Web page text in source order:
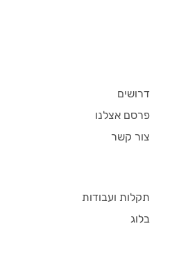
דרושים
פרסם אצלנו
צור קשר
תקלות ועבודות
בלוג